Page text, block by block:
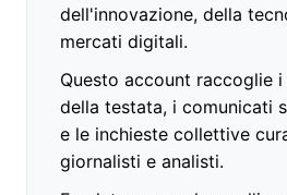
dell'innovazione, della
mercati digitali.
Questo account raccoglie
della testata, i comunicati
e le inchieste collettive
giornalisti e analisti.